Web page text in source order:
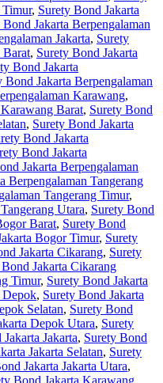
Timur, Surety Bond Jakarta
Bond Jakarta Berpengalaman
Jakarta, Surety
Barat, Surety Bond Jakarta
Bond Jakarta
Bond Jakarta Berpengalaman
Karawang,
Barat, Surety Bond
, Surety Bond Jakarta
Bond Jakarta
Bond Jakarta
Jakarta Berpengalaman
Berpengalaman Tangerang
Tangerang Timur,
Utara, Surety Bond
Barat, Surety Bond
Bogor Timur, Surety
Jakarta Cikarang, Surety
Jakarta Cikarang
Timur, Surety Bond Jakarta
Depok, Surety Bond Jakarta
Selatan, Surety Bond
Depok Utara, Surety
Jakarta, Surety Bond
Jakarta Selatan, Surety
Jakarta Jakarta Utara,
Bond Jakarta Karawang